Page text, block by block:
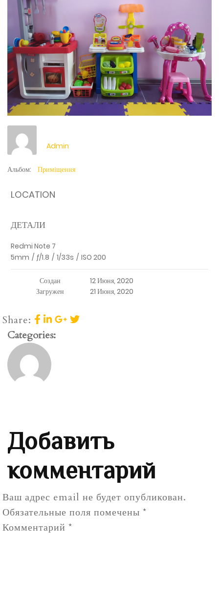
Admin
Альбом: Приміщення
LOCATION
ДЕТАЛИ
Redmi Note 7
5mm / ƒ/1.8 / 1/33s / ISO 200
Создан
12 Июня, 2020
Загружен
21 Июня, 2020
Share:
Categories:
Добавить
комментарий
Ваш адрес email не будет опубликован.
Обязательные поля помечены *
Комментарий *